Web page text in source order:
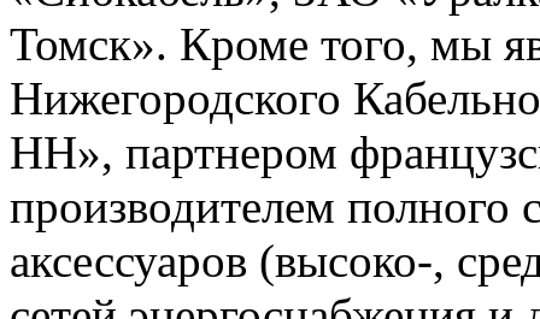
Томск». Кроме того, мы
Нижегородского
НН», партнером
производителем полного
аксессуаров (высоко-,